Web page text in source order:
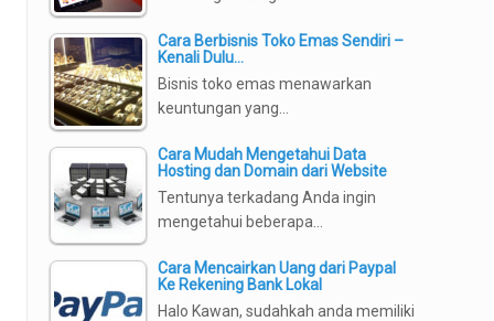
Cara Berbisnis Toko Emas Sendiri –
Kenali Dulu…
Bisnis toko emas menawarkan
keuntungan yang…
Cara Mudah Mengetahui Data
Hosting dan Domain dari Website
Tentunya terkadang Anda ingin
mengetahui beberapa…
Cara Mencairkan Uang dari Paypal
Ke Rekening Bank Lokal
Halo Kawan, sudahkah anda memiliki